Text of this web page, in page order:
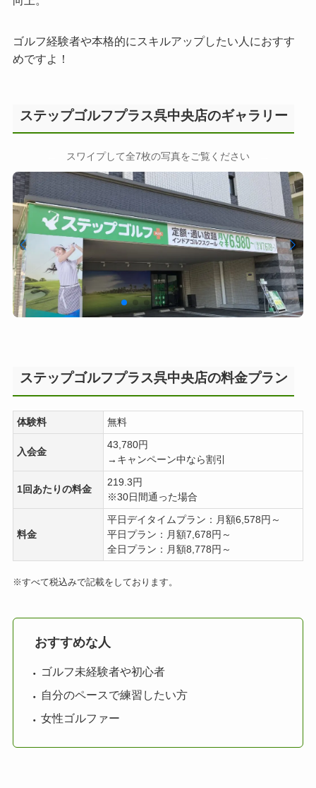
ゴルフ経験者や本格的にスキルアップしたい人におすす
めですよ！
ステップゴルフプラス呉中央店のギャラリー
スワイプして全7枚の写真をご覧ください
ステップゴルフプラス呉中央店の料金プラン
体験料 無料
入会金
43,780円
→キャンペーン中なら割引
1回あたりの料金
219.3円
※30日間通った場合
料金
平日デイタイムプラン：月額6,578円～
平日プラン：月額7,678円～
全日プラン：月額8,778円～
※すべて税込みで記載をしております。
おすすめな人
ゴルフ未経験者や初心者
自分のペースで練習したい方
女性ゴルファー